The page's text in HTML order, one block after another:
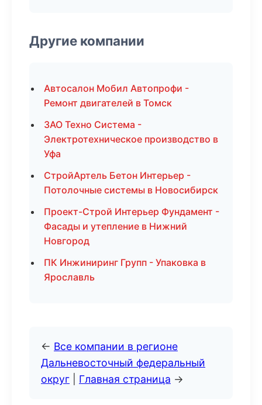
Другие компании
Автосалон Мобил Автопрофи -
Ремонт двигателей в Томск
ЗАО Техно Система -
Электротехническое производство в
Уфа
СтройАртель Бетон Интерьер -
Потолочные системы в Новосибирск
Проект-Строй Интерьер Фундамент -
Фасады и утепление в Нижний
Новгород
ПК Инжиниринг Групп - Упаковка в
Ярославль
← Все компании в регионе
Дальневосточный федеральный
округ
Главная страница →